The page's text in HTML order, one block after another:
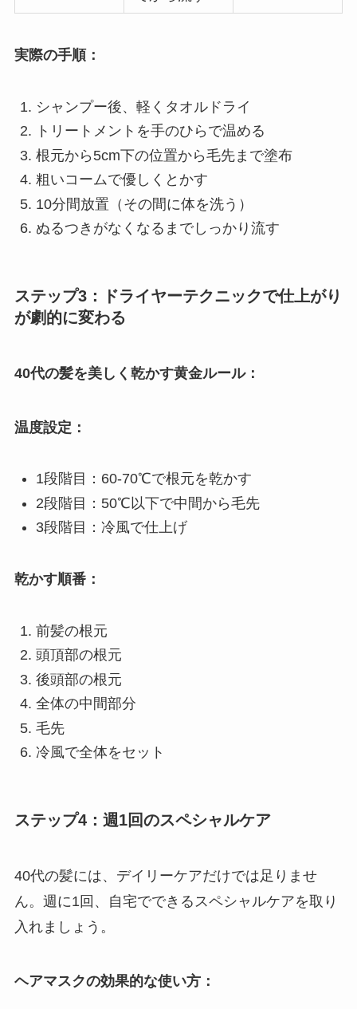
実際の手順：
シャンプー後、軽くタオルドライ
トリートメントを手のひらで温める
根元から5cm下の位置から毛先まで塗布
粗いコームで優しくとかす
10分間放置（その間に体を洗う）
ぬるつきがなくなるまでしっかり流す
ステップ3：ドライヤーテクニックで仕上がり
が劇的に変わる
40代の髪を美しく乾かす黄金ルール：
温度設定：
1段階目：60-70℃で根元を乾かす
2段階目：50℃以下で中間から毛先
3段階目：冷風で仕上げ
乾かす順番：
前髪の根元
頭頂部の根元
後頭部の根元
全体の中間部分
毛先
冷風で全体をセット
ステップ4：週1回のスペシャルケア
40代の髪には、デイリーケアだけでは足りませ
ん。週に1回、自宅でできるスペシャルケアを取り
入れましょう。
ヘアマスクの効果的な使い方：